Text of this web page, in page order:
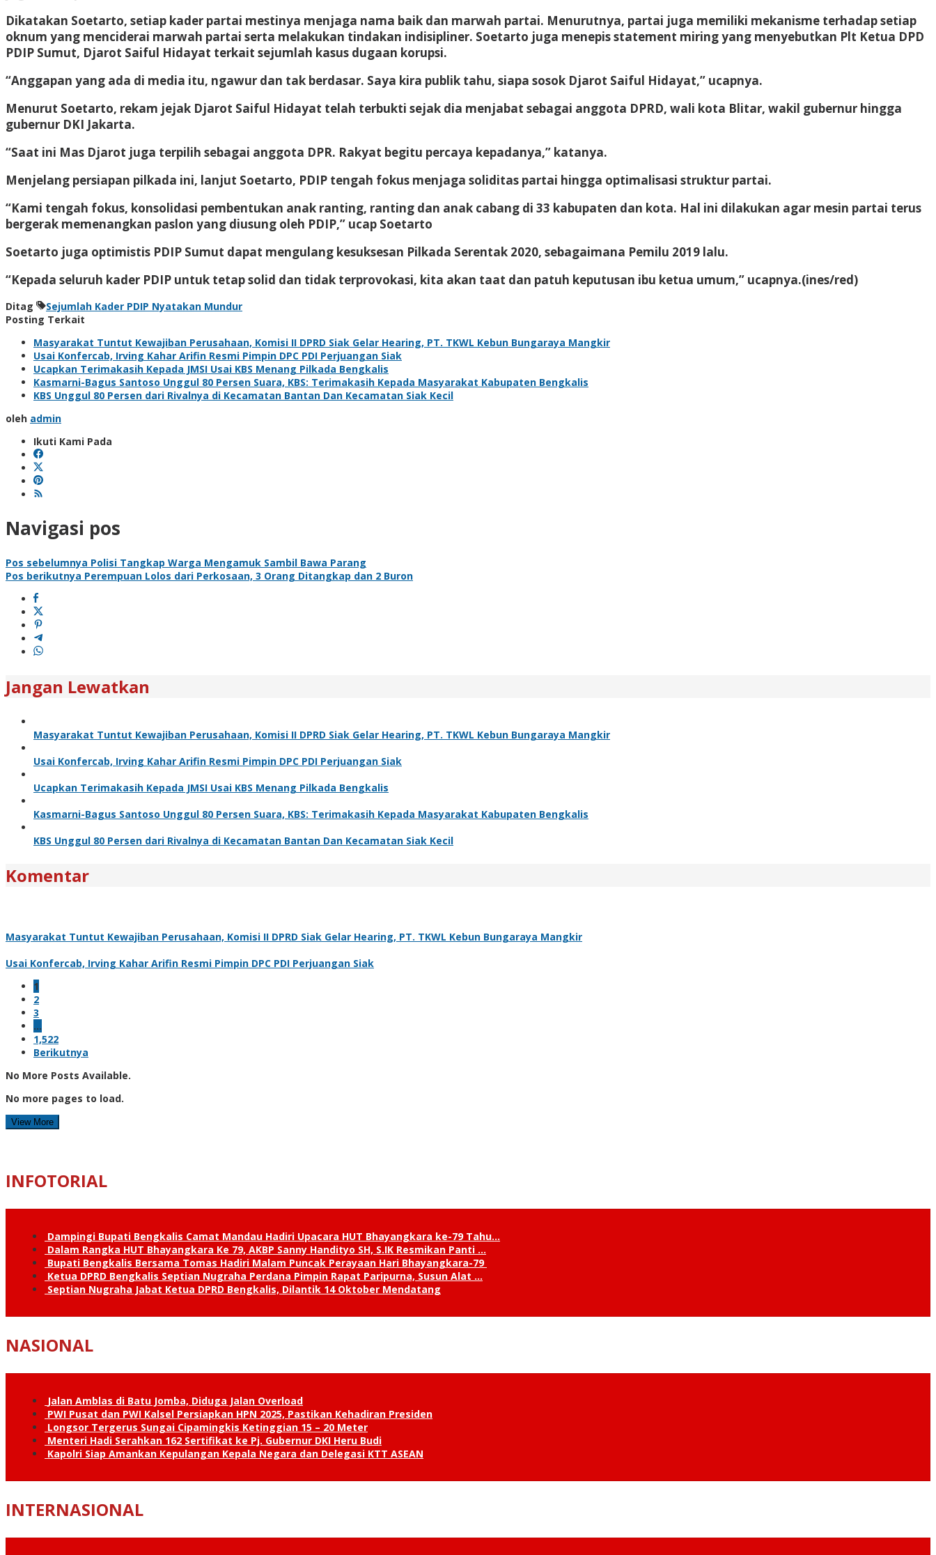
Dikatakan Soetarto, setiap kader partai mestinya menjaga nama baik dan marwah partai. Menurutnya, partai juga memiliki mekanisme terhadap setiap
oknum yang menciderai marwah partai serta melakukan tindakan indisipliner. Soetarto juga menepis statement miring yang menyebutkan Plt Ketua DPD
PDIP Sumut, Djarot Saiful Hidayat terkait sejumlah kasus dugaan korupsi.
“Anggapan yang ada di media itu, ngawur dan tak berdasar. Saya kira publik tahu, siapa sosok Djarot Saiful Hidayat,” ucapnya.
Menurut Soetarto, rekam jejak Djarot Saiful Hidayat telah terbukti sejak dia menjabat sebagai anggota DPRD, wali kota Blitar, wakil gubernur hingga
gubernur DKI Jakarta.
“Saat ini Mas Djarot juga terpilih sebagai anggota DPR. Rakyat begitu percaya kepadanya,” katanya.
Menjelang persiapan pilkada ini, lanjut Soetarto, PDIP tengah fokus menjaga soliditas partai hingga optimalisasi struktur partai.
“Kami tengah fokus, konsolidasi pembentukan anak ranting, ranting dan anak cabang di 33 kabupaten dan kota. Hal ini dilakukan agar mesin partai terus
bergerak memenangkan paslon yang diusung oleh PDIP,” ucap Soetarto
Soetarto juga optimistis PDIP Sumut dapat mengulang kesuksesan Pilkada Serentak 2020, sebagaimana Pemilu 2019 lalu.
“Kepada seluruh kader PDIP untuk tetap solid dan tidak terprovokasi, kita akan taat dan patuh keputusan ibu ketua umum,” ucapnya.(ines/red)
Ditag
Sejumlah Kader PDIP Nyatakan Mundur
Posting Terkait
Masyarakat Tuntut Kewajiban Perusahaan, Komisi II DPRD Siak Gelar Hearing, PT. TKWL Kebun Bungaraya Mangkir
Usai Konfercab, Irving Kahar Arifin Resmi Pimpin DPC PDI Perjuangan Siak
Ucapkan Terimakasih Kepada JMSI Usai KBS Menang Pilkada Bengkalis
Kasmarni-Bagus Santoso Unggul 80 Persen Suara, KBS: Terimakasih Kepada Masyarakat Kabupaten Bengkalis
KBS Unggul 80 Persen dari Rivalnya di Kecamatan Bantan Dan Kecamatan Siak Kecil
oleh admin
Ikuti Kami Pada
Navigasi pos
Pos sebelumnya Polisi Tangkap Warga Mengamuk Sambil Bawa Parang
Pos berikutnya Perempuan Lolos dari Perkosaan, 3 Orang Ditangkap dan 2 Buron
Jangan Lewatkan
Masyarakat Tuntut Kewajiban Perusahaan, Komisi II DPRD Siak Gelar Hearing, PT. TKWL Kebun Bungaraya Mangkir
Usai Konfercab, Irving Kahar Arifin Resmi Pimpin DPC PDI Perjuangan Siak
Ucapkan Terimakasih Kepada JMSI Usai KBS Menang Pilkada Bengkalis
Kasmarni-Bagus Santoso Unggul 80 Persen Suara, KBS: Terimakasih Kepada Masyarakat Kabupaten Bengkalis
KBS Unggul 80 Persen dari Rivalnya di Kecamatan Bantan Dan Kecamatan Siak Kecil
Komentar
Masyarakat Tuntut Kewajiban Perusahaan, Komisi II DPRD Siak Gelar Hearing, PT. TKWL Kebun Bungaraya Mangkir
Usai Konfercab, Irving Kahar Arifin Resmi Pimpin DPC PDI Perjuangan Siak
1
2
3
…
1,522
Berikutnya
No More Posts Available.
No more pages to load.
View More
INFOTORIAL
Dampingi Bupati Bengkalis Camat Mandau Hadiri Upacara HUT Bhayangkara ke-79 Tahu…
Dalam Rangka HUT Bhayangkara Ke 79, AKBP Sanny Handityo SH, S.IK Resmikan Panti …
Bupati Bengkalis Bersama Tomas Hadiri Malam Puncak Perayaan Hari Bhayangkara-79
Ketua DPRD Bengkalis Septian Nugraha Perdana Pimpin Rapat Paripurna, Susun Alat …
Septian Nugraha Jabat Ketua DPRD Bengkalis, Dilantik 14 Oktober Mendatang
NASIONAL
Jalan Amblas di Batu Jomba, Diduga Jalan Overload
PWI Pusat dan PWI Kalsel Persiapkan HPN 2025, Pastikan Kehadiran Presiden
Longsor Tergerus Sungai Cipamingkis Ketinggian 15 – 20 Meter
Menteri Hadi Serahkan 162 Sertifikat ke Pj. Gubernur DKI Heru Budi
Kapolri Siap Amankan Kepulangan Kepala Negara dan Delegasi KTT ASEAN
INTERNASIONAL